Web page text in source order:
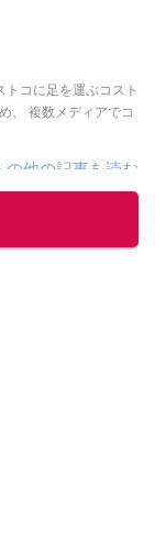
コに足を運ぶコスト
、 複数メディアでコ
の他の記事を読む